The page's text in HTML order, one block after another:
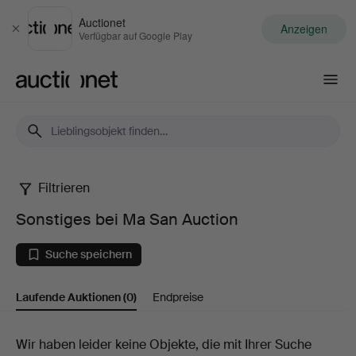
Schließen
Auctionet
Verfügbar auf Google Play Anzeigen
Sonstiges
bei
Ma
San
Filtrieren
Sonstiges bei Ma San Auction
Suche speichern
Laufende Auktionen(0) Endpreise
Laufende
Wir haben leider keine Objekte, die mit Ihrer Suche